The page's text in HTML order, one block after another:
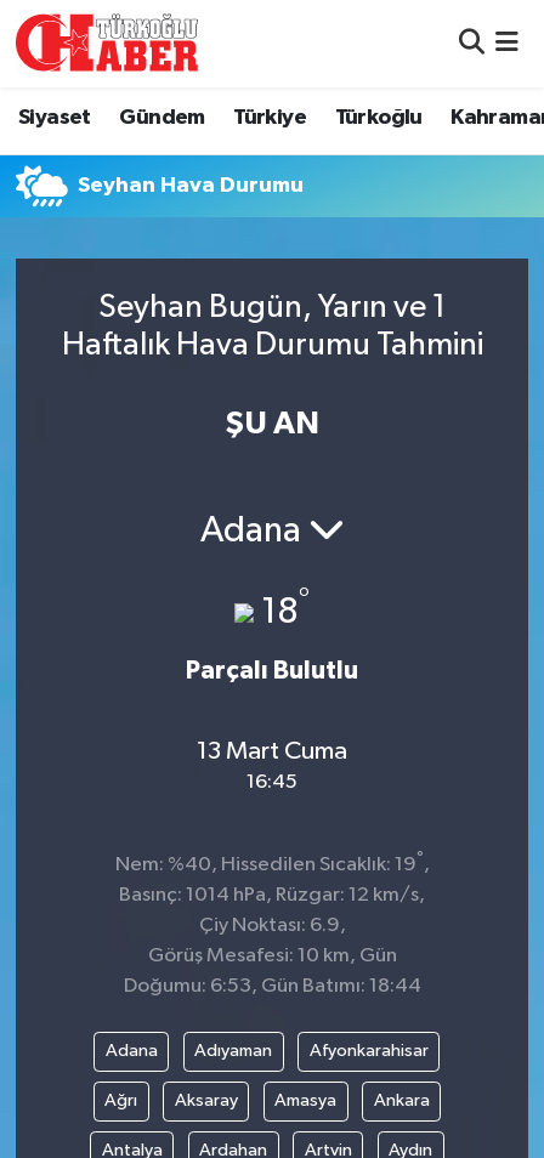
Siyaset Gündem Türkiye Türkoğlu
Seyhan Hava Durumu
Seyhan Bugün, Yarın ve 1
Haftalık Hava Durumu Tahmini
ŞU AN
Adana
18°
Parçalı Bulutlu
13 Mart Cuma
16:45
Nem: %40, Hissedilen Sıcaklık: 19° ,
Basınç: 1014 hPa, Rüzgar: 12 km/s,
Çiy Noktası: 6.9,
Görüş Mesafesi: 10 km, Gün
Doğumu: 6:53, Gün Batımı: 18:44
Adana Adıyaman Afyonkarahisar
Ağrı Aksaray Amasya Ankara
Antalya Ardahan Artvin Aydın
Gündem
Türkiye
Kahramanmaraş
Hava Durumu
Namaz Vakitleri
Süper Lig Puan Durumu ve Fikstür